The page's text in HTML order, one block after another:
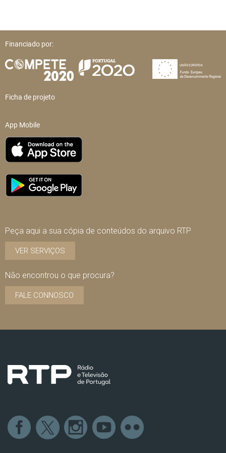
Financiado por:
Ficha de projeto
App Mobile
Peça aqui a sua cópia de conteúdos do arquivo RTP
VER SERVIÇOS
Não encontrou o que procura?
FALE CONNOSCO